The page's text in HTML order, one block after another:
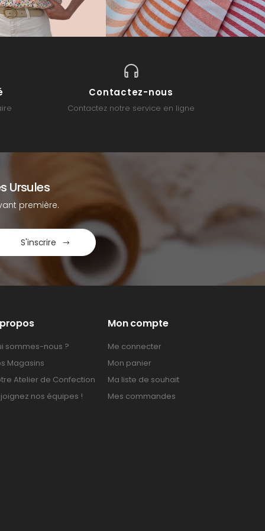
Contactez-nous
Contactez notre service en ligne
Ursules
première.
S'inscrire
sommes-nous ?
Magasins
Atelier de Confection
nos équipes !
Mon compte
Me connecter
Mon panier
Ma liste de souhait
Mes commandes